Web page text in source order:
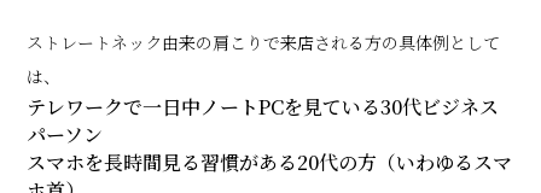
ストレートネック由来の肩こりで来店される方の具体例として
は、
テレワークで一日中ノートPCを見ている30代ビジネス
パーソン
スマホを長時間見る習慣がある20代の方（いわゆるスマ